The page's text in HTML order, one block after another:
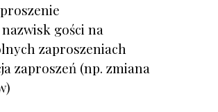
gości na
zaproszeniach
zaproszeń (np. zmiana